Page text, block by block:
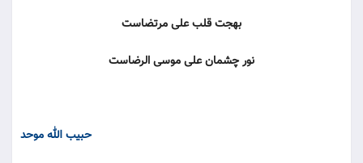
بهجت قلب علی مرتضاست
نور چشمان علی موسی الرضاست
حبیب الله موحد